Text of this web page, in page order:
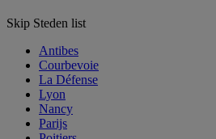
Skip Steden list
Antibes
Courbevoie
La Défense
Lyon
Nancy
Parijs